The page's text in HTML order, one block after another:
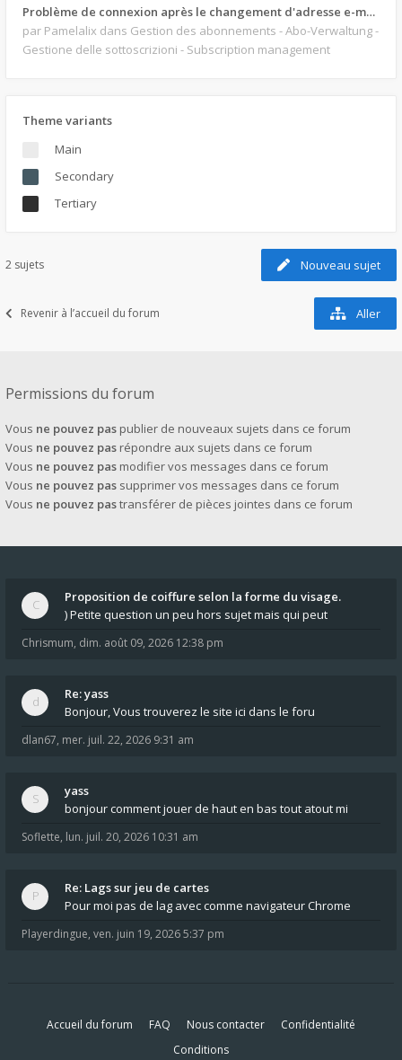
Problème de connexion après le changement d'adresse e-mail.
par Pamelalix dans Gestion des abonnements - Abo-Verwaltung -
Gestione delle sottoscrizioni - Subscription management
Theme variants
Main
Secondary
Tertiary
Nouveau sujet
2 sujets
Revenir à l’accueil du forum Aller
Permissions du forum
Vous ne pouvez pas publier de nouveaux sujets dans ce forum
Vous ne pouvez pas répondre aux sujets dans ce forum
Vous ne pouvez pas modifier vos messages dans ce forum
Vous ne pouvez pas supprimer vos messages dans ce forum
Vous ne pouvez pastransférer de pièces jointes dans ce forum
Proposition de coiffure selon la forme du visage.
) Petite question un peu hors sujet mais qui peut
Chrismum, dim. août 09, 2026 12:38 pm
Re: yass
Bonjour, Vous trouverez le site ici dans le foru
dlan67, mer. juil. 22, 2026 9:31 am
yass
bonjour comment jouer de haut en bas tout atout mi
Soflette, lun. juil. 20, 2026 10:31 am
Re: Lags sur jeu de cartes
Pour moi pas de lag avec comme navigateur Chrome
Playerdingue, ven. juin 19, 2026 5:37 pm
Accueil du forum FAQ Nous contacter
Confidentialité
Conditions